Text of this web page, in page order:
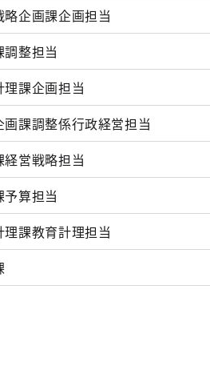
企画課企画担当
整担当
課企画担当
課調整係行政経営担当
営戦略担当
算担当
課教育計理担当